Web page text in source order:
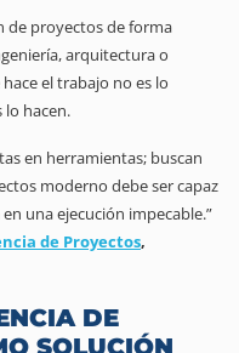
de proyectos de forma
arquitectura o
hace el trabajo no es lo
lo hacen.
en herramientas; buscan
moderno debe ser capaz
una ejecución impecable.”
de Proyectos,
DE
SOLUCIÓN